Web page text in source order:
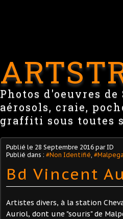
Photos d'oeuvres
aérosols, craie,
graffiti sous toutes
Publié le 28 Septembre 2016 par ID
Publié dans : #Non Identifié,
Bd Vincent
Artistes divers, à la station
Auriol, dont une "souris" de